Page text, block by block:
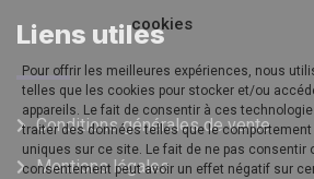
cookies
Pour offrir les meilleures expériences, nous
telles que les cookies pour stocker et/ou
appareils. Le fait de consentir à ces
traiter des données telles que le comportement
uniques sur ce site. Le fait de ne pas consentir
consentement peut avoir un effet négatif sur
Liens utiles
Conditions générales de vente
Mentions légales